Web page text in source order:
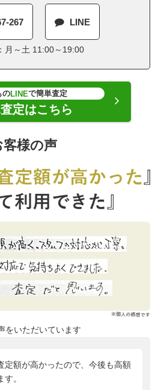
267 LINE
月～土 11:00～19:00
のLINEで簡単査定
定はこちら
客様の声
をいただいています
定額が高かったので、今後も高額
。